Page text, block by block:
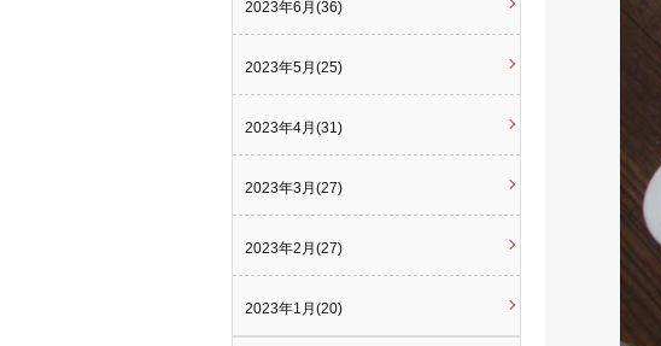
2023年6月(36)
2023年5月(25)
2023年4月(31)
2023年3月(27)
2023年2月(27)
2023年1月(20)